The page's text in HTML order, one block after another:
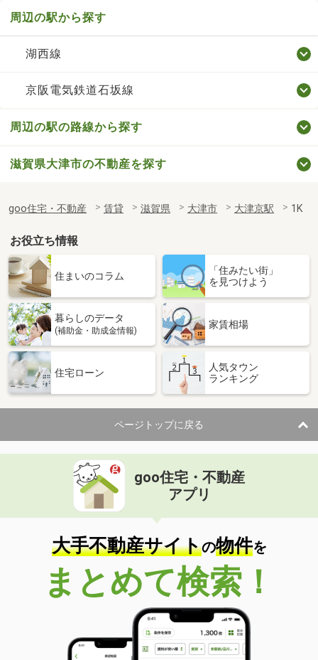
周辺の駅から探す
湖西線
京阪電気鉄道石坂線
周辺の駅の路線から探す
滋賀県大津市の不動産を探す
goo住宅・不動産 賃貸 滋賀県 大津市 大津京駅 1K
お役立ち情報
住まいのコラム
「住みたい街」
を見つけよう
暮らしのデータ
(補助金・助成金情報)
家賃相場
住宅ローン
人気タウン
ランキング
ページトップに戻る
goo住宅・不動産
アプリ
大手不動産サイトの物件を
まとめて検索！